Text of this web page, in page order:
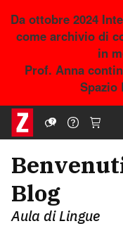
Da ottobre 2024
come archivio di
in
Prof. Anna
Spazio
Blog
Aula di Lingue